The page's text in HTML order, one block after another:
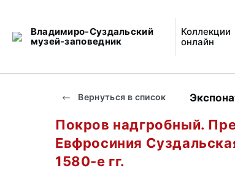
Владимиро-Суздальский
музей-заповедник
Коллекции
онлайн
Вернуться в список
Покров надгробный.
Евфросиния
1580-е гг.